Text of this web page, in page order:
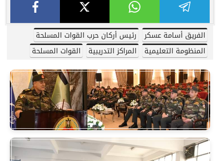
الفريق أسامة عسكر
رئيس أركان حرب القوات المسلحة
المنظومة التعليمية
المراكز التدريبية القوات المسلحة